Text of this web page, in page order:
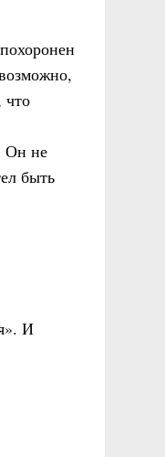
что
Он не
быть
И